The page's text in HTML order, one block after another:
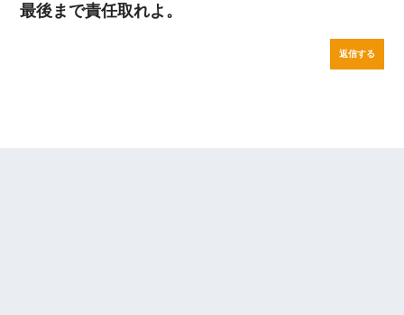
最後まで責任取れよ。
返信する